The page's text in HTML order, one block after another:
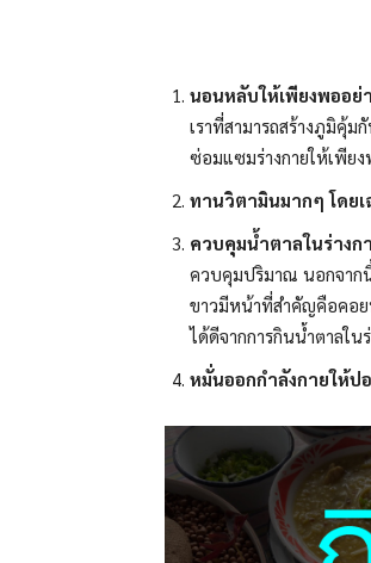
นอนหลับให้เพียงพออย่
เราที่สามารถสร้างภูมิคุ้ม
ซ่อมแซมร่างกายให้เพีย
ทานวิตามินมากๆ โดย
ควบคุมน้ำตาลในร่างก
ควบคุมปริมาณ นอกจากนี้
ขาวมีหน้าที่สำคัญคือคอย
ได้ดีจากการกินน้ำตาลใน
หมั่นออกกำลังกายให้ป